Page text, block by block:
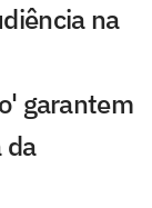
na
garantem
da